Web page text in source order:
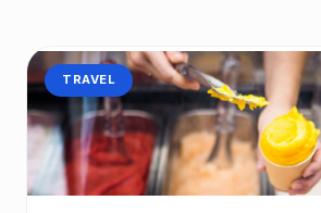
CATEGORÍA:
TRAVEL